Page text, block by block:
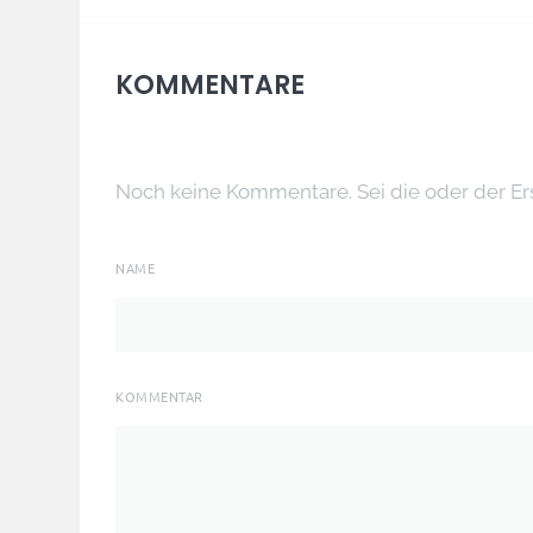
KOMMENTARE
Noch keine Kommentare. Sei die oder der
NAME
KOMMENTAR